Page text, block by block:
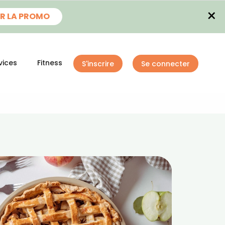
LA PROMO ×
Fitness S'inscrire Se connecter